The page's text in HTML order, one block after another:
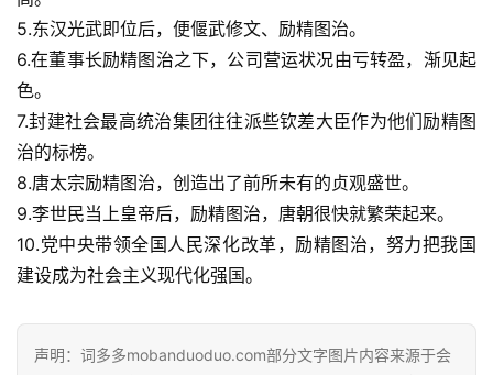
5.东汉光武即位后，便偃武修文、励精图治。
6.在董事长励精图治之下，公司营运状况由亏转盈，渐见起
色。
7.封建社会最高统治集团往往派些钦差大臣作为他们励精图
治的标榜。
8.唐太宗励精图治，创造出了前所未有的贞观盛世。
9.李世民当上皇帝后，励精图治，唐朝很快就繁荣起来。
10.党中央带领全国人民深化改革，励精图治，努力把我国
建设成为社会主义现代化强国。
声明：词多多mobanduoduo.com部分文字图片内容来源于会